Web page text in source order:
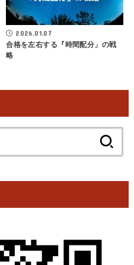
2026.01.07
合格を左右する『時間配分」の戦
略
索: